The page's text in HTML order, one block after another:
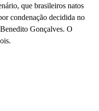
que brasileiros natos
condenação decidida no
Gonçalves. O